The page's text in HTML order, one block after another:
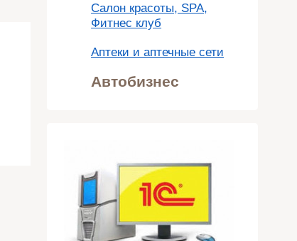
Салон красоты, SPA,
Фитнес клуб
Аптеки и аптечные сети
Автобизнес